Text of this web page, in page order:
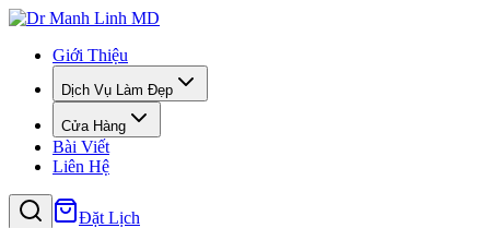
Giới Thiệu
Dịch Vụ Làm Đẹp
Cửa Hàng
Bài Viết
Liên Hệ
Đặt Lịch